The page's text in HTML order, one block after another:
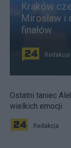
Kraków
Mirosław
finałów
Redakcja
Ostatni taniec
wielkich emocji
Redakcja